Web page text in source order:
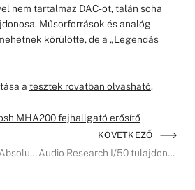
nem tartalmaz DAC-ot, talán soha
Műsorforrások és analóg
körülötte, de a „Legendás
a tesztek rovatban olvasható.
MHA200 fejhallgató erősítő
T+A 200-as széria The Absolute Sound Golden Ear díj
KÖVETKEZŐ
Audio Research I/50 tulajdonosok figyelmébe